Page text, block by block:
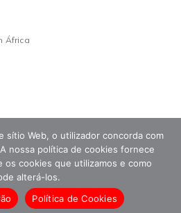
África
sítio Web, o utilizador concorda com
nossa política de cookies fornece
os cookies que utilizamos e como
alterá-los.
Política de Cookies